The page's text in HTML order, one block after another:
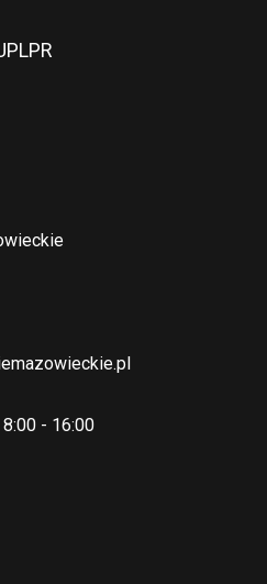
- 16:00